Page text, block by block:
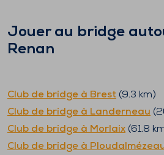
Jouer au bridge
Renan
Club de bridge à Brest (9.3 km)
Club de bridge à Landerneau (
Club de bridge à Morlaix (61.8
Club de bridge à